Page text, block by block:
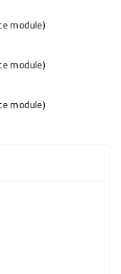
module)
module)
module)